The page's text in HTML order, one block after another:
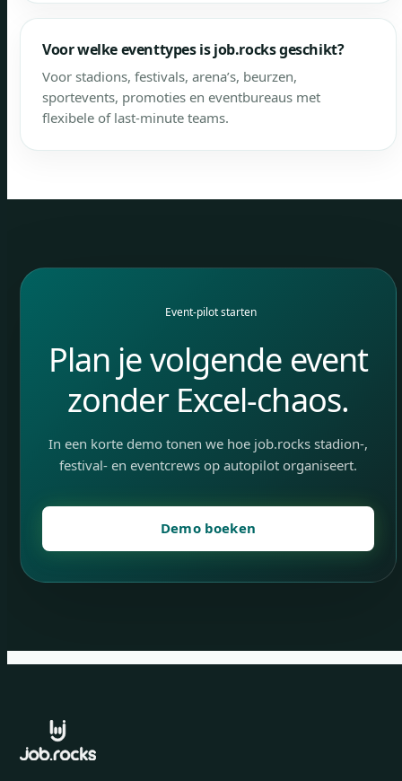
Voor welke eventtypes is job.rocks geschikt?
Voor stadions, festivals, arena’s, beurzen,
sportevents, promoties en eventbureaus met
flexibele of last-minute teams.
Event-pilot starten
Plan je volgende event
zonder Excel-chaos.
In een korte demo tonen we hoe job.rocks stadion-,
festival- en eventcrews op autopilot organiseert.
Demo boeken